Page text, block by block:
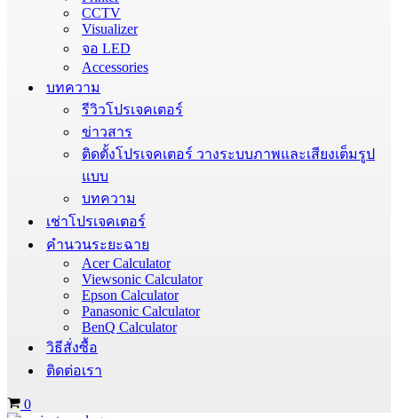
CCTV
Visualizer
จอ LED
Accessories
บทความ
รีวิวโปรเจคเตอร์
ข่าวสาร
ติดตั้งโปรเจคเตอร์ วางระบบภาพและเสียงเต็มรูป
แบบ
บทความ
เช่าโปรเจคเตอร์
คำนวนระยะฉาย
Acer Calculator
Viewsonic Calculator
Epson Calculator
Panasonic Calculator
BenQ Calculator
วิธีสั่งซื้อ
ติดต่อเรา
Cart
0